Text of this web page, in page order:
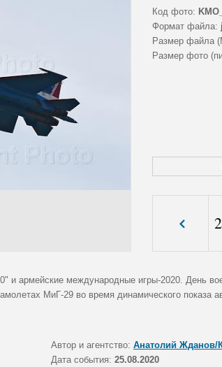
Код фото:
Формат файла:
Размер файла
Размер фото
армейские международные игры-2020. День
МиГ-29 во время динамического показа
Автор и агентство: Анатолий Жданов/
Дата события: 25.08.2020